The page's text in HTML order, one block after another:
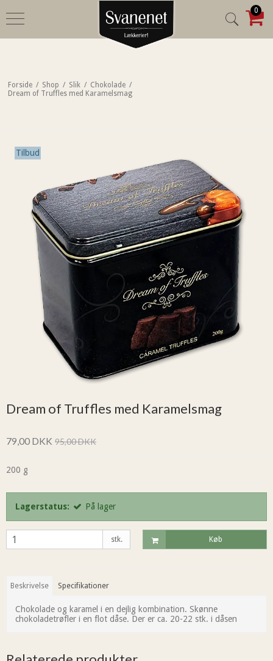
0
Forside / Shop / Slik / Chokolade /
Dream of Truffles med Karamelsmag
Tilbud
Dream of Truffles med Karamelsmag
79,00 DKK 95,00 DKK
200 g
Lagerstatus: På lager
stk. Køb
Beskrivelse Specifikationer
Chokolade og karamel i en dejlig kombination. Skønne
chokoladetrøfler i en flot dåse. Der er ca. 20-22 stk. i dåsen